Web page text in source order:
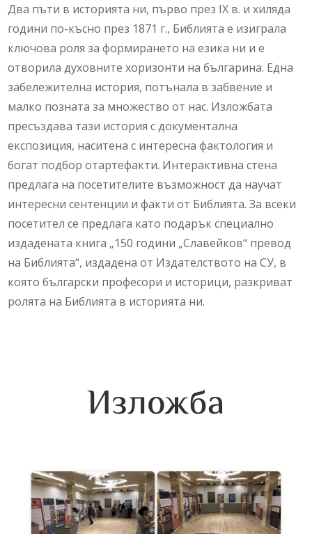
Два пъти в историята ни, първо през IX в. и хиляда
години по-късно през 1871 г., Библията е изиграла
ключова роля за формирането на езика ни и е
отворила духовните хоризонти на българина. Една
забележителна история, потънала в забвение и
малко позната за множество от нас. Изложбата
пресъздава тази история с документална
експозиция, наситена с интересна фактология и
богат подбор отартефакти. Интерактивна стена
предлага на посетителите възможност да научат
интересни сентенции и факти от Библията. За всеки
посетител се предлага като подарък специално
издадената книга „150 години „Славейков“ превод
на Библията“, издадена от Издателството на СУ, в
която български професори и историци, разкриват
ролята на Библията в историята ни.
Изложба